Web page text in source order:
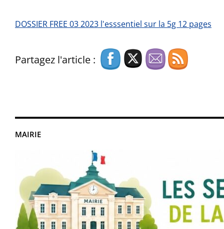
MAIRIE
DOSSIER FREE 03 2023 l'esssentiel sur la 5g 12 pages
Partagez l'article :